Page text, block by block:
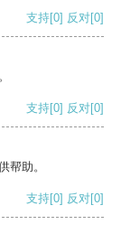
支持[0] 反对[0]
支持[0] 反对[0]
帮助。
支持[0] 反对[0]